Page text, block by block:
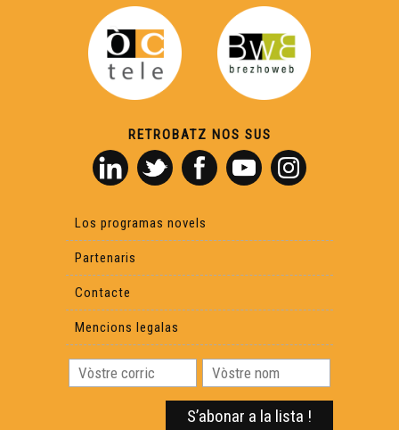
RETROBATZ NOS SUS
Los programas novels
Partenaris
Contacte
Mencions legalas